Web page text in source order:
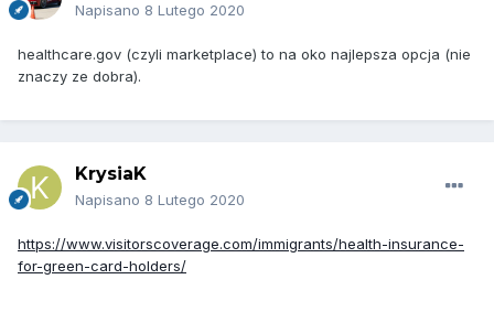
Napisano 8 Lutego 2020
healthcare.gov (czyli marketplace) to na oko najlepsza opcja (nie
znaczy ze dobra).
KrysiaK
Napisano 8 Lutego 2020
https://www.visitorscoverage.com/immigrants/health-insurance-
for-green-card-holders/